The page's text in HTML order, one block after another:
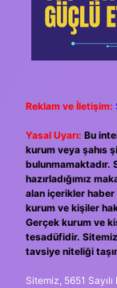
Reklam ve İletişim:
Yasal Uyarı: Bu
kurum veya şahıs
bulunmamaktadır.
hazırladığımız
alan içerikler
kurum ve kişiler
Gerçek kurum ve
tesadüfidir.
tavsiye niteliği
Sitemiz, 5651